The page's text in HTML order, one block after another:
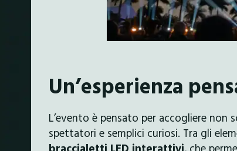
Un’esperienza
L’evento è pensato per accogliere non
spettatori e semplici curiosi. Tra gli